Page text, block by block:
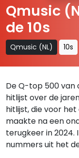
Qmusic
de 10s
Qmusic (NL) 10s
De Q-top 500 van
hitlijst over de
hitlijst, die voor
maakte na een
terugkeer in 2024.
nummers uit het